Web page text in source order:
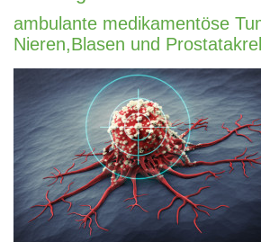
ambulante medikamentöse
Nieren,Blasen und